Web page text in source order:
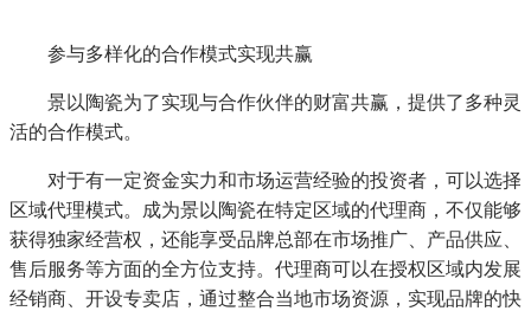
参与多样化的合作模式实现共赢
景以陶瓷为了实现与合作伙伴的财富共赢，提供了多种灵
活的合作模式。
对于有一定资金实力和市场运营经验的投资者，可以选择
区域代理模式。成为景以陶瓷在特定区域的代理商，不仅能够
获得独家经营权，还能享受品牌总部在市场推广、产品供应、
售后服务等方面的全方位支持。代理商可以在授权区域内发展
经销商、开设专卖店，通过整合当地市场资源，实现品牌的快